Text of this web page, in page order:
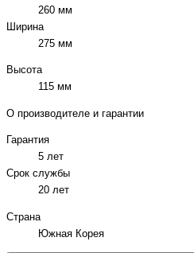
260 мм
Ширина
275 мм
Высота
115 мм
О производителе и гарантии
Гарантия
5 лет
Срок службы
20 лет
Страна
Южная Корея